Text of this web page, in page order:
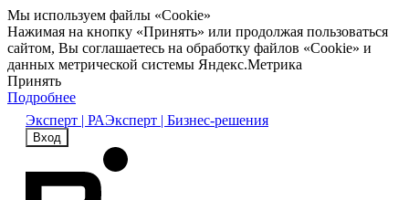
Мы используем файлы «Cookie»
Нажимая на кнопку «Принять» или продолжая пользоваться
сайтом, Вы соглашаетесь на обработку файлов «Cookie» и
данных метрической системы Яндекс.Метрика
Принять
Подробнее
Эксперт | РАЭксперт | Бизнес-решения
Вход